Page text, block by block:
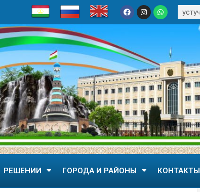
РЕШЕНИИ ГОРОДА И РАЙОНЫ КОНТАКТЫ